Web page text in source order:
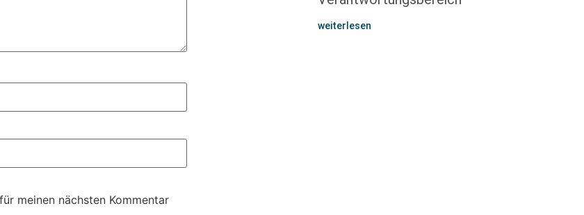
meinen nächsten Kommentar
weiterlesen